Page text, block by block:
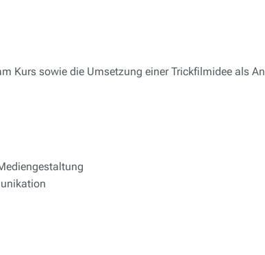
Kurs sowie die Umsetzung einer Trickfilmidee als